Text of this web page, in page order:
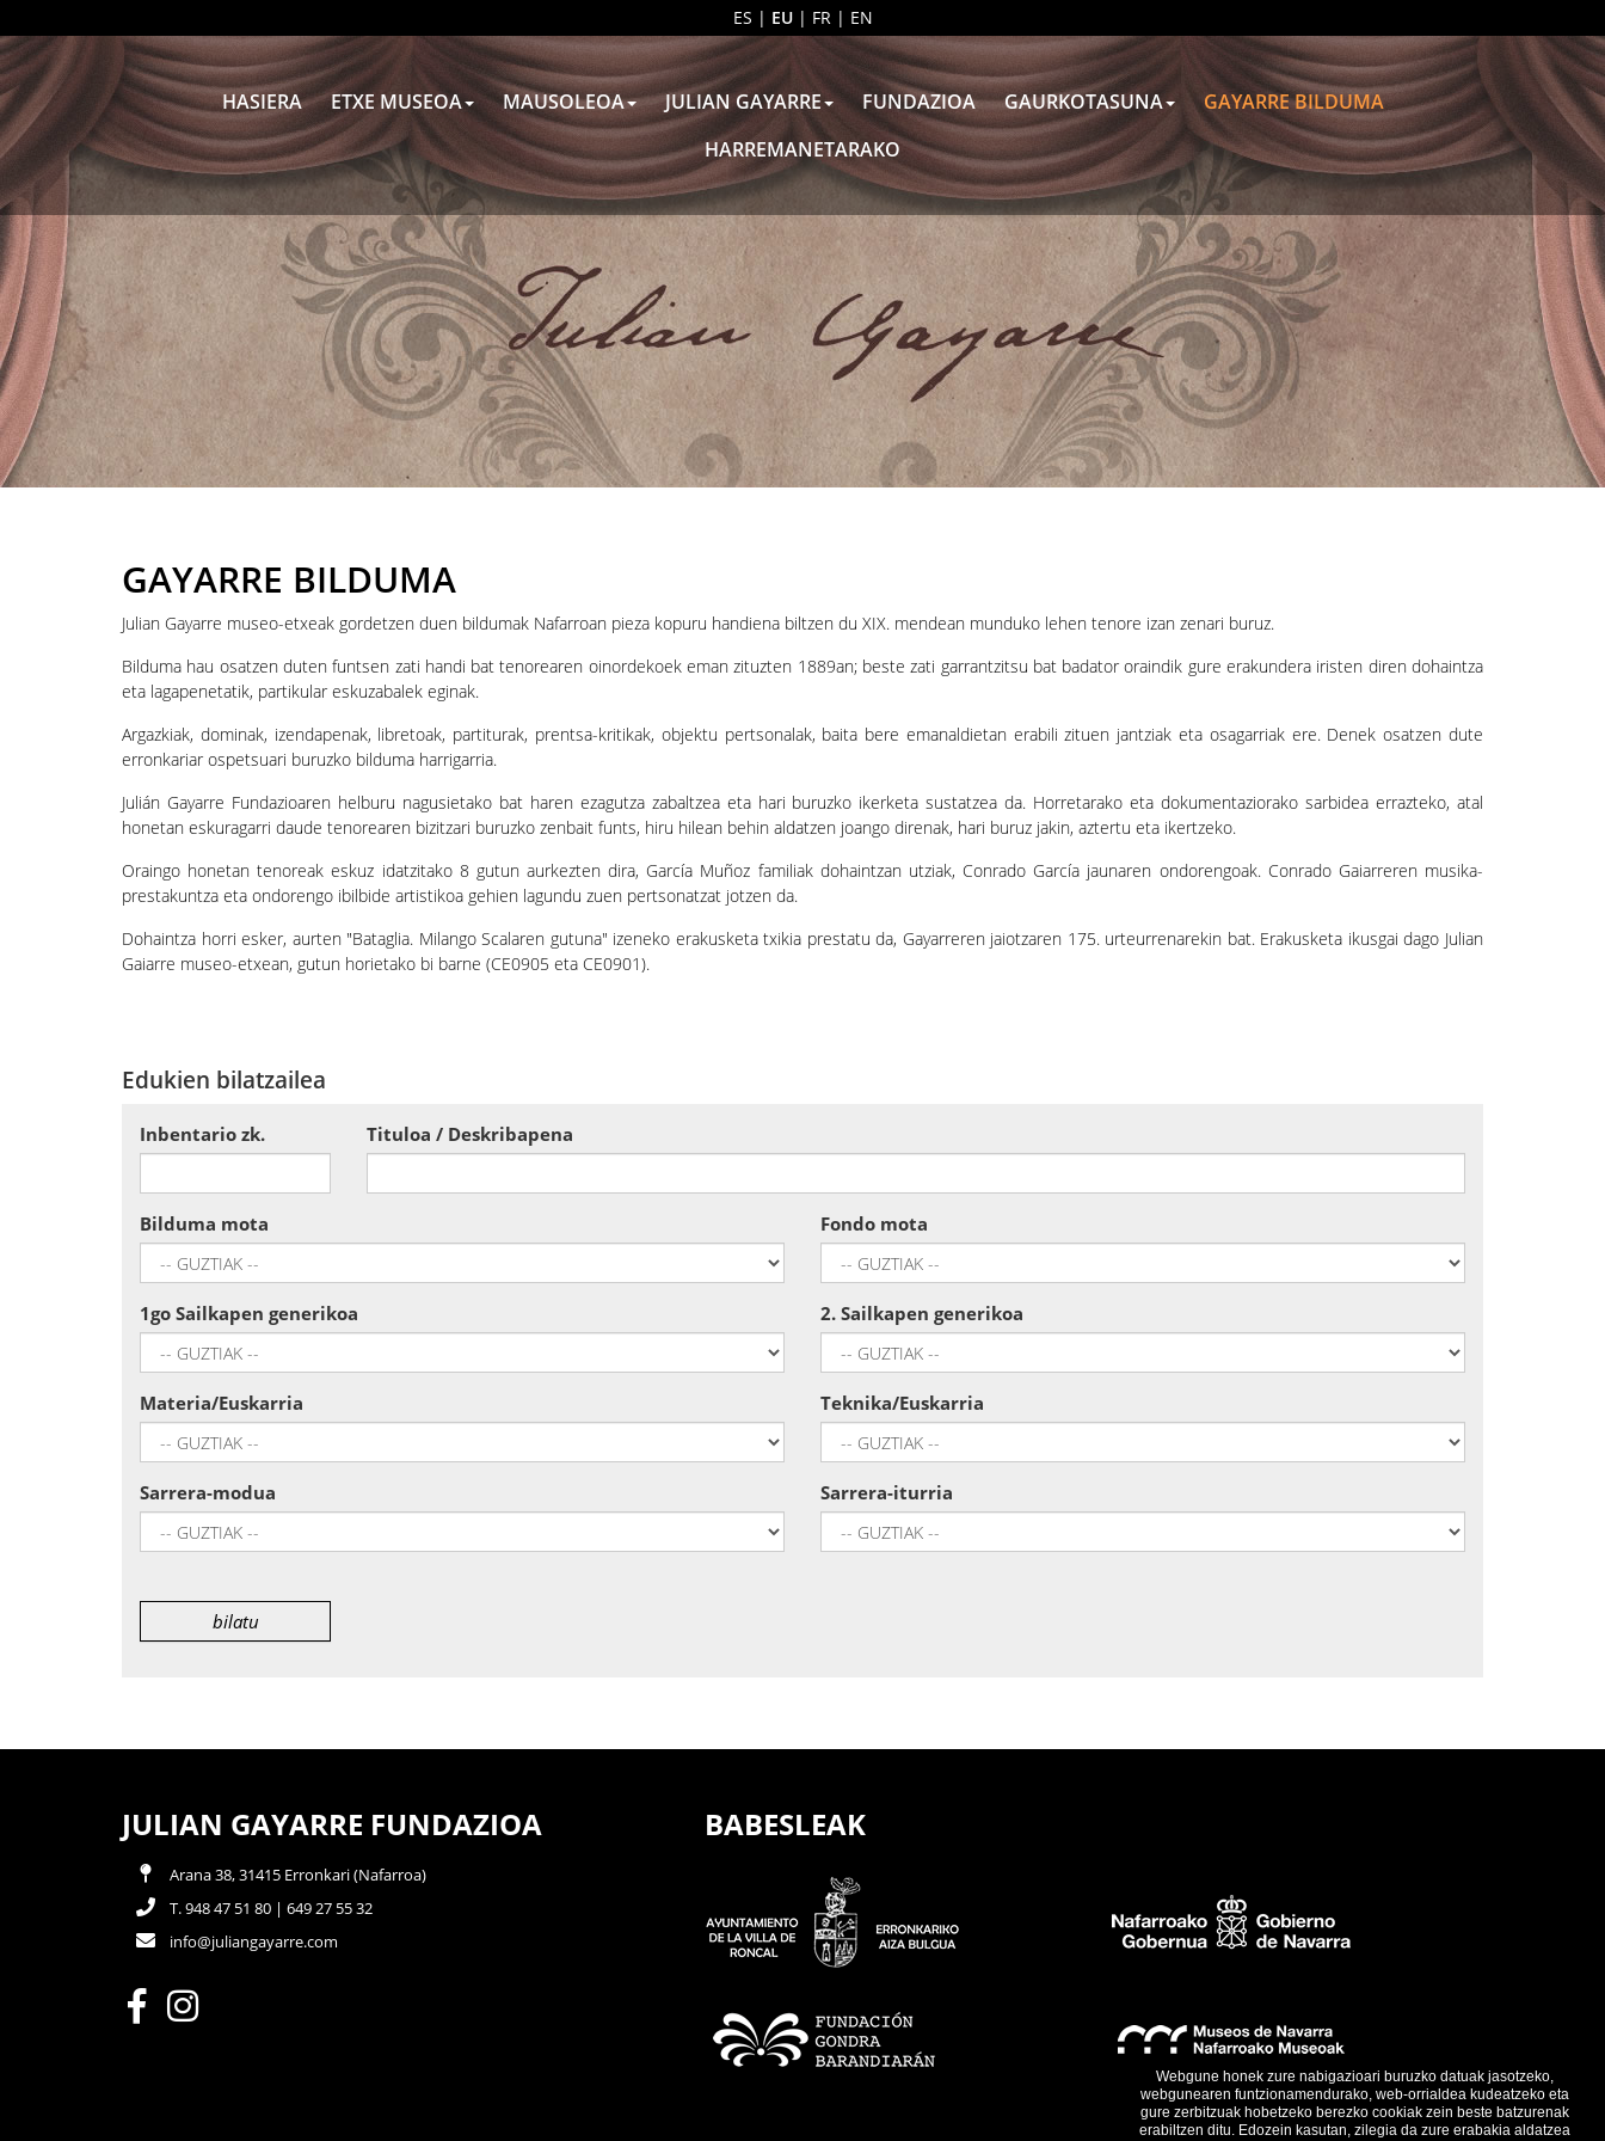
Webgune honek zure nabigazioari buruzko datuak jasotzeko,
webgunearen funtzionamendurako, web-orrialdea kudeatzeko eta
gure zerbitzuak hobetzeko berezko cookiak zein beste batzurenak
erabiltzen ditu. Edozein kasutan, zilegia da zure erabakia aldatzea
ES | EU| FR| EN
HASIERA ETXE MUSEOA MAUSOLEOA JULIAN GAYARRE FUNDAZIOA GAURKOTASUNA
GAYARRE BILDUMA
HARREMANETARAKO
GAYARRE BILDUMA
Julian Gayarre museo-etxeak gordetzen duen bildumak Nafarroan pieza kopuru handiena biltzen du XIX. mendean munduko lehen tenore izan zenari buruz.
Bilduma hau osatzen duten funtsen zati handi bat tenorearen oinordekoek eman zituzten 1889an; beste zati garrantzitsu bat badator oraindik gure erakundera iristen diren dohaintza
eta lagapenetatik, partikular eskuzabalek eginak.
Argazkiak, dominak, izendapenak, libretoak, partiturak, prentsa-kritikak, objektu pertsonalak, baita bere emanaldietan erabili zituen jantziak eta osagarriak ere. Denek osatzen dute
erronkariar ospetsuari buruzko bilduma harrigarria.
Julián Gayarre Fundazioaren helburu nagusietako bat haren ezagutza zabaltzea eta hari buruzko ikerketa sustatzea da. Horretarako eta dokumentaziorako sarbidea errazteko, atal
honetan eskuragarri daude tenorearen bizitzari buruzko zenbait funts, hiru hilean behin aldatzen joango direnak, hari buruz jakin, aztertu eta ikertzeko.
Oraingo honetan tenoreak eskuz idatzitako 8 gutun aurkezten dira, García Muñoz familiak dohaintzan utziak, Conrado García jaunaren ondorengoak. Conrado Gaiarreren musika-
prestakuntza eta ondorengo ibilbide artistikoa gehien lagundu zuen pertsonatzat jotzen da.
Dohaintza horri esker, aurten "Bataglia. Milango Scalaren gutuna" izeneko erakusketa txikia prestatu da, Gayarreren jaiotzaren 175. urteurrenarekin bat. Erakusketa ikusgai dago Julian
Gaiarre museo-etxean, gutun horietako bi barne (CE0905 eta CE0901).
Edukien bilatzailea
Inbentario zk. Tituloa / Deskribapena
Bilduma mota Fondo mota
1go Sailkapen generikoa 2. Sailkapen generikoa
Materia/Euskarria Teknika/Euskarria
Sarrera-modua Sarrera-iturria
JULIAN GAYARRE FUNDAZIOA
Arana 38, 31415 Erronkari (Nafarroa)
T. 948 47 51 80 | 649 27 55 32
info@juliangayarre.com
BABESLEAK